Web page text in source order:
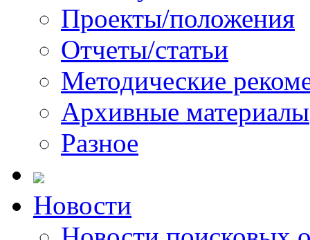
Проекты/положения
Отчеты/статьи
Методические
Архивные материалы
Разное
Новости